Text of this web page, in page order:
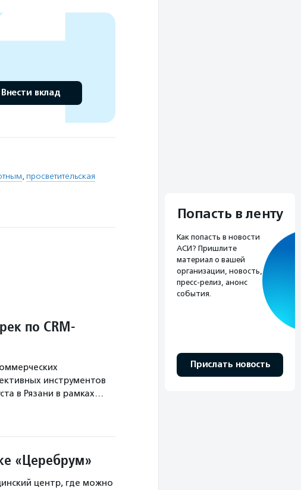
Внести вклад
, просветительская
по CRM-
инструментов
в Рязани в рамках…
«Церебрум»
центр, где можно
Попасть в ленту
Как попасть в новости
АСИ? Пришлите
материал о вашей
организации, новость,
пресс-релиз, анонс
события.
Прислать новость